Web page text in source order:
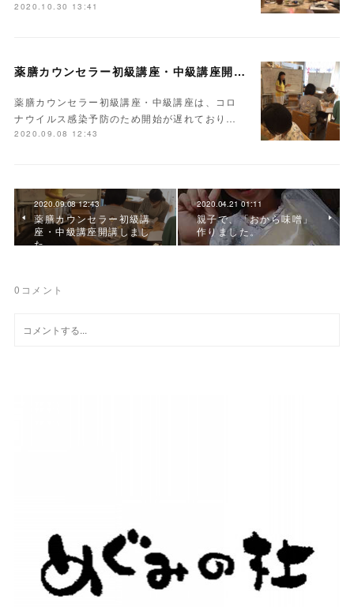
2020.10.30 13:41
薬膳カウンセラー初級講座・中級講座開講しました
薬膳カウンセラー初級講座・中級講座は、コロ
ナウイルス感染予防のため開始が遅れており…
2020.09.08 12:43
2020.09.08 12:43
薬膳カウンセラー初級講
座・中級講座開講しまし
た
2020.04.21 01:11
親子で、「おから味噌」
作りました。
0 コメント